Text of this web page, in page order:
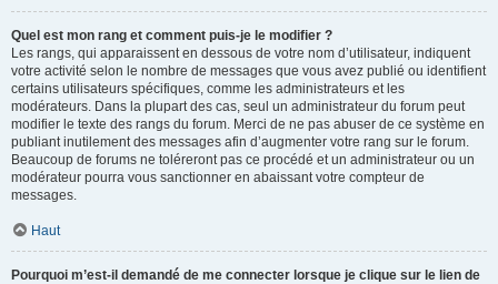
Quel est mon rang et comment puis-je le modifier ?
Les rangs, qui apparaissent en dessous de votre nom d’utilisateur, indiquent
votre activité selon le nombre de messages que vous avez publié ou identifient
certains utilisateurs spécifiques, comme les administrateurs et les
modérateurs. Dans la plupart des cas, seul un administrateur du forum peut
modifier le texte des rangs du forum. Merci de ne pas abuser de ce système en
publiant inutilement des messages afin d’augmenter votre rang sur le forum.
Beaucoup de forums ne toléreront pas ce procédé et un administrateur ou un
modérateur pourra vous sanctionner en abaissant votre compteur de
messages.
Haut
Pourquoi m’est-il demandé de me connecter lorsque je clique sur le lien de